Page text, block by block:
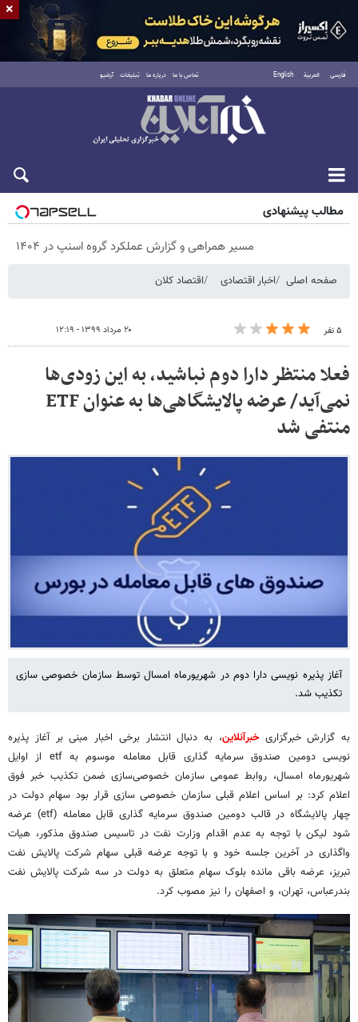
فارسی العربية English تماس با ما درباره ما تبلیغات آرشیو
پنجشنبه ۱۵ مرداد ۱۴۰۵
مطالب پیشنهادی
مسیر همراهی و گزارش عملکرد گروه اسنپ در ۱۴۰۴
صفحه اصلی اخبار اقتصادی اقتصاد کلان
۵ نفر ۲۰ مرداد ۱۳۹۹ - ۱۲:۱۹
فعلا منتظر دارا دوم نباشید، به این زودی‌ها
نمی‌آید/ عرضه پالایشگاهی‌ها به عنوان ETF
منتفی شد
آغاز پذیره نویسی دارا دوم در شهریورماه امسال توسط سازمان خصوصی سازی
تکذیب شد.
به گزارش خبرگزاریخبرآنلاین، به دنبال انتشار برخی اخبار مبنی بر آغاز پذیره
نویسی دومین صندوق سرمایه گذاری قابل معامله موسوم به etf از اوایل
شهریورماه امسال، روابط عمومی سازمان خصوصی‌سازی ضمن تکذیب خبر فوق
اعلام کرد: بر اساس اعلام قبلی سازمان خصوصی سازی قرار بود سهام دولت در
چهار پالایشگاه در قالب دومین صندوق سرمایه گذاری قابل معامله (etf) عرضه
شود لیکن با توجه به عدم اقدام وزارت نفت در تاسیس صندوق مذکور، هیات
واگذاری در آخرین جلسه خود و با توجه عرضه قبلی سهام شرکت پالایش نفت
تبریز، عرضه باقی مانده بلوک سهام متعلق به دولت در سه شرکت پالایش نفت
بندرعباس، تهران، و اصفهان را نیز مصوب کرد.
×